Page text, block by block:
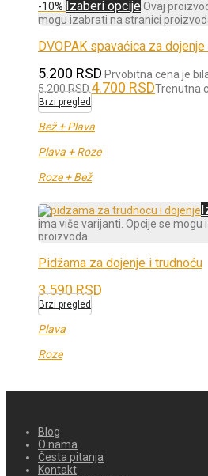
-10% Izaberi opcije Ovaj
mogu izabrati na stranici
DVOPAK spavaćica za
5.200RSDPrvobitna cena je
5.200 RSD.4.700 RSDTrenutna
Brzi pregled
Bež + Plava
Plava + Roze
Roze + Bež
ima više varijanti. Opcije se mogu
proizvoda
Pidžama za dojenje i trudnoću
3.590RSD
Brzi pregled
Plava
Roze
Blog
O nama
Česta pitanja
Kontakt